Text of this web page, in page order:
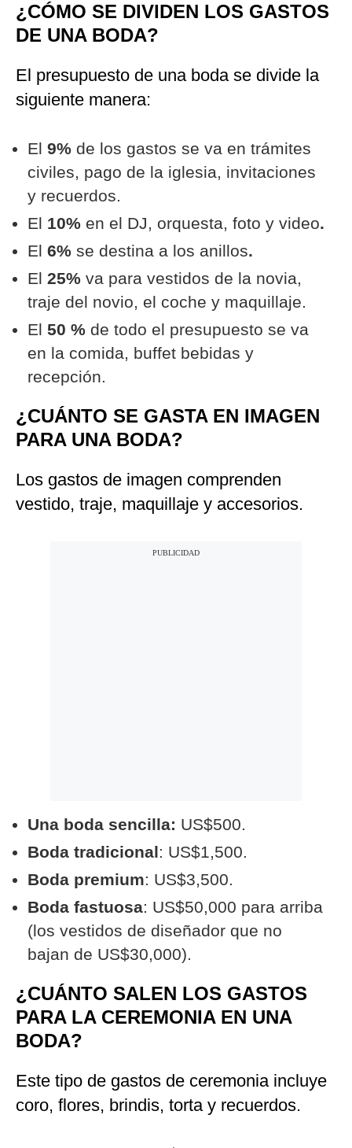
¿CÓMO SE DIVIDEN LOS GASTOS
DE UNA BODA?
El presupuesto de una boda se divide la
siguiente manera:
El 9% de los gastos se va en trámites
civiles, pago de la iglesia, invitaciones
y recuerdos.
El 10% en el DJ, orquesta, foto y video.
El 6% se destina a los anillos.
El 25% va para vestidos de la novia,
traje del novio, el coche y maquillaje.
El 50 % de todo el presupuesto se va
en la comida, buffet bebidas y
recepción.
¿CUÁNTO SE GASTA EN IMAGEN
PARA UNA BODA?
Los gastos de imagen comprenden
vestido, traje, maquillaje y accesorios.
Una boda sencilla: US$500.
Boda tradicional: US$1,500.
Boda premium: US$3,500.
Boda fastuosa: US$50,000 para arriba
(los vestidos de diseñador que no
bajan de US$30,000).
¿CUÁNTO SALEN LOS GASTOS
PARA LA CEREMONIA EN UNA
BODA?
Este tipo de gastos de ceremonia incluye
coro, flores, brindis, torta y recuerdos.